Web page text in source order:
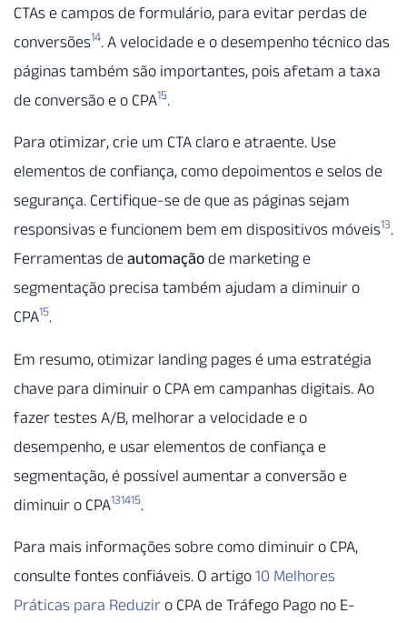
CTAs e campos de formulário, para evitar perdas de
conversões14. A velocidade e o desempenho técnico das
páginas também são importantes, pois afetam a taxa
de conversão e o CPA15.
Para otimizar, crie um CTA claro e atraente. Use
elementos de confiança, como depoimentos e selos de
segurança. Certifique-se de que as páginas sejam
responsivas e funcionem bem em dispositivos móveis13.
Ferramentas de automação de marketing e
segmentação precisa também ajudam a diminuir o
CPA15.
Em resumo, otimizar landing pages é uma estratégia
chave para diminuir o CPA em campanhas digitais. Ao
fazer testes A/B, melhorar a velocidade e o
desempenho, e usar elementos de confiança e
segmentação, é possível aumentar a conversão e
diminuir o CPA131415.
Para mais informações sobre como diminuir o CPA,
consulte fontes confiáveis. O artigo 10 Melhores
Práticas para Reduzir o CPA de Tráfego Pago no E-